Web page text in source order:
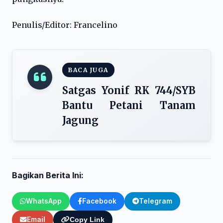
Penulis/Editor: Francelino
BACA JUGA
Satgas Yonif RK 744/SYB
Bantu Petani Tanam
Jagung
Bagikan Berita Ini:
WhatsApp Facebook Telegram
Email Copy Link